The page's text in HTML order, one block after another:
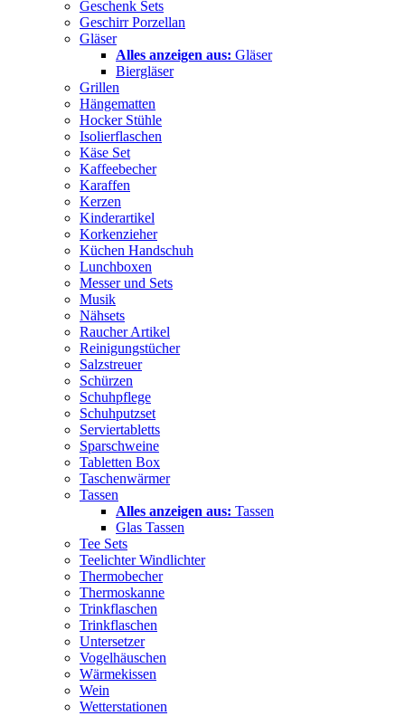
Geschenk Sets
Geschirr Porzellan
Gläser
Alles anzeigen aus: Gläser
Biergläser
Grillen
Hängematten
Hocker Stühle
Isolierflaschen
Käse Set
Kaffeebecher
Karaffen
Kerzen
Kinderartikel
Korkenzieher
Küchen Handschuh
Lunchboxen
Messer und Sets
Musik
Nähsets
Raucher Artikel
Reinigungstücher
Salzstreuer
Schürzen
Schuhpflege
Schuhputzset
Serviertabletts
Sparschweine
Tabletten Box
Taschenwärmer
Tassen
Alles anzeigen aus: Tassen
Glas Tassen
Tee Sets
Teelichter Windlichter
Thermobecher
Thermoskanne
Trinkflaschen
Trinkflaschen
Untersetzer
Vogelhäuschen
Wärmekissen
Wein
Wetterstationen